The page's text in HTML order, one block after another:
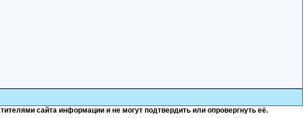
сайта информации и не могут подтвердить или опровергнуть её.